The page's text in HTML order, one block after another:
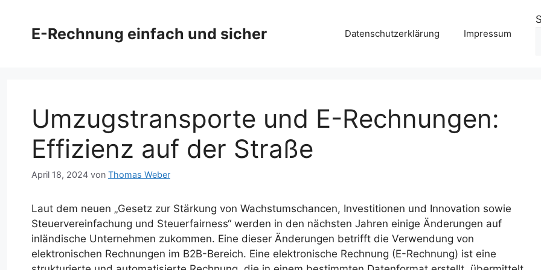
springenE-Rechnung einfach und sicher Datenschutzerklärung Impressum
Umzugstransporte und E-Rechnungen:
Effizienz auf der Straße
April 18, 2024 von Thomas Weber
Laut dem neuen „Gesetz zur Stärkung von Wachstumschancen, Investitionen und Innovation sowie
Steuervereinfachung und Steuerfairness“ werden in den nächsten Jahren einige Änderungen auf
inländische Unternehmen zukommen. Eine dieser Änderungen betrifft die Verwendung von
elektronischen Rechnungen im B2B-Bereich. Eine elektronische Rechnung (E-Rechnung) ist eine